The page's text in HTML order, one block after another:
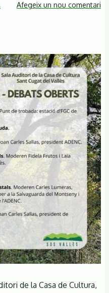
sobre
denega
el
permís
per
fer
l'acampada
contra
la
Ronda
Nord
(Quart
Cinturó)
Afegeix un nou comentari
de la Casa de Cultura,